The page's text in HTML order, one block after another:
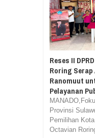
Reses II
Roring
Ranomuut
Pelayanan
Provinsi
Pemilihan
Octavian